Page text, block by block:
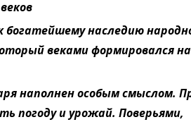
богатейшему наследию
веками формировался
наполнен особым смыслом.
погоду и урожай. Поверьями,